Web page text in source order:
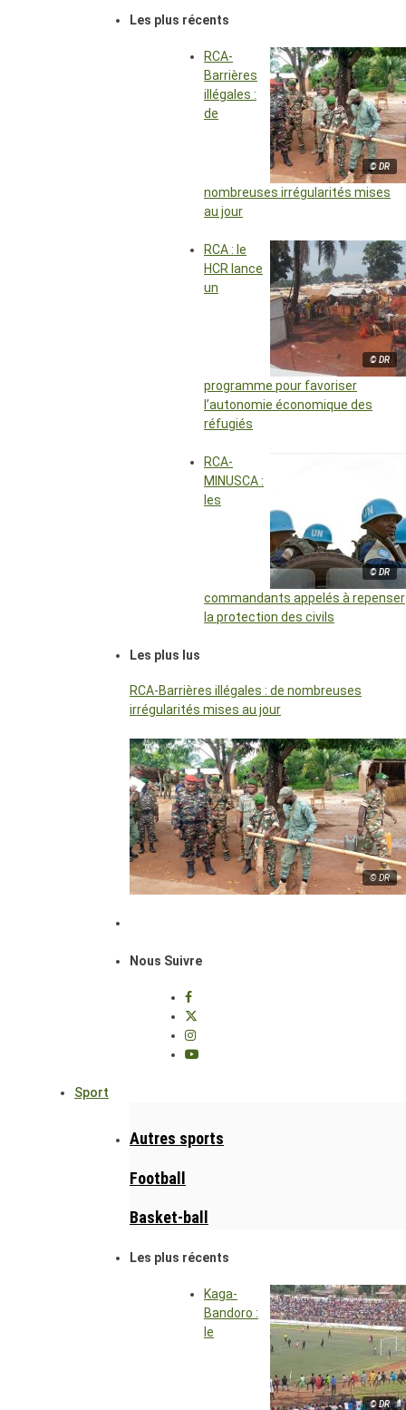
Les plus récents
© DR
RCA-
Barrières
illégales :
de
nombreuses irrégularités mises
au jour
© DR
RCA : le
HCR lance
un
programme pour favoriser
l’autonomie économique des
réfugiés
© DR
RCA-
MINUSCA :
les
commandants appelés à repenser
la protection des civils
Les plus lus
RCA-Barrières illégales : de nombreuses
irrégularités mises au jour
© DR
Nous Suivre
Sport
Autres sports
Football
Basket-ball
Les plus récents
© DR
Kaga-
Bandoro :
le